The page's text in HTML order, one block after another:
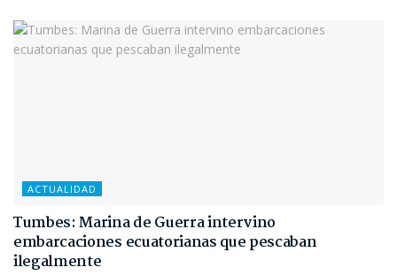
ACTUALIDAD
Tumbes: Marina de Guerra intervino
embarcaciones ecuatorianas que pescaban
ilegalmente